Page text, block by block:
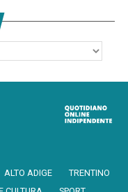
ALTO ADIGE
TRENTINO